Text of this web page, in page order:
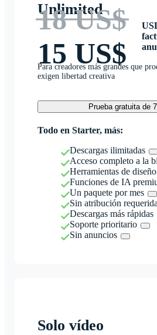
Unlimited
18 US$
15 US$
Para creadores más grandes que
exigen libertad creativa
Prueba gratuita de
Todo en Starter, más:
Descargas ilimitadas
Acceso completo a la
Herramientas de
Funciones de IA
Un paquete por mes
Sin atribución requerida
Descargas más rápidas
Soporte prioritario
Sin anuncios
Solo vídeo